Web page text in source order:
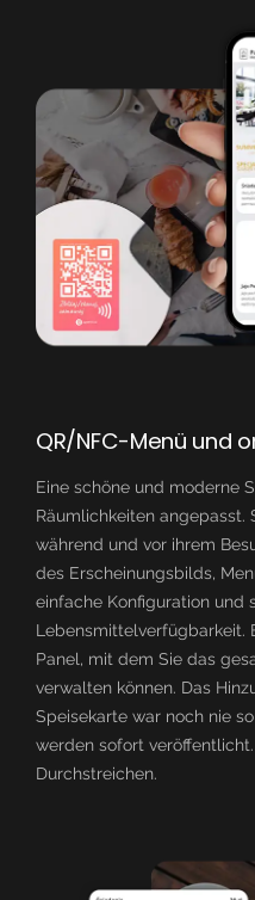
QR/NFC-Menü und
Eine schöne und moderne
Räumlichkeiten angepasst.
während und vor ihrem
des Erscheinungsbilds,
einfache Konfiguration und
Lebensmittelverfügbarkeit.
Panel, mit dem Sie das
verwalten können. Das
Speisekarte war noch nie
werden sofort
Durchstreichen.